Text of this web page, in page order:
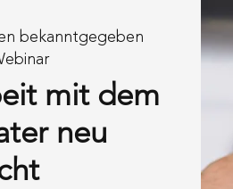
bekanntgegeben
mit dem
neu